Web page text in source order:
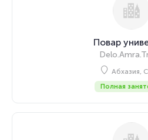
Повар
Абхазия,
Полная